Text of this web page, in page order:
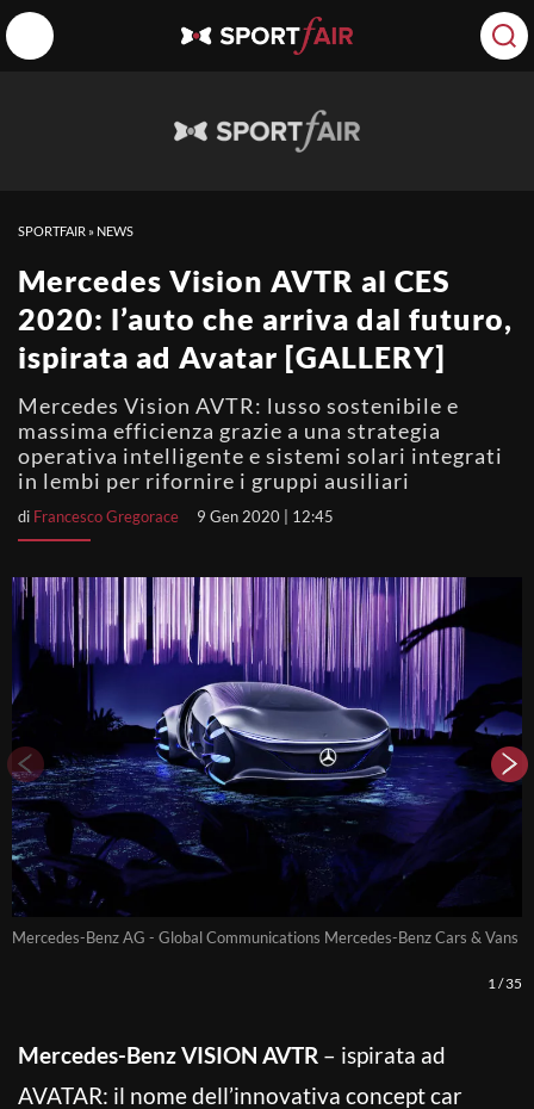
SPORTFAIR » NEWS
Mercedes Vision AVTR al CES
2020: l’auto che arriva dal futuro,
ispirata ad Avatar [GALLERY]
Mercedes Vision AVTR: lusso sostenibile e
massima efficienza grazie a una strategia
operativa intelligente e sistemi solari integrati
in lembi per rifornire i gruppi ausiliari
di Francesco Gregorace 9 Gen 2020 | 12:45
Mercedes-Benz AG - Global Communications Mercedes-Benz Cars & Vans
1 /35
Mercedes-Benz VISION AVTR – ispirata ad
AVATAR: il nome dell’innovativa concept car